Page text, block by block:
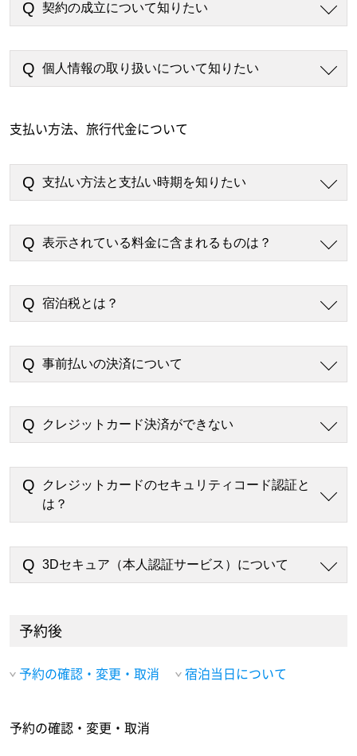
契約の成立について知りたい
個人情報の取り扱いについて知りたい
支払い方法、旅行代金について
支払い方法と支払い時期を知りたい
表示されている料金に含まれるものは？
宿泊税とは？
事前払いの決済について
クレジットカード決済ができない
クレジットカードのセキュリティコード認証と
は？
3Dセキュア（本人認証サービス）について
予約後
予約の確認・変更・取消 宿泊当日について
予約の確認・変更・取消